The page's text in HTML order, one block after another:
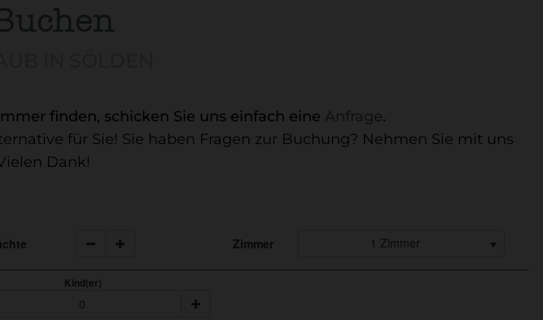
finden, schicken Sie uns einfach eine Anfrage.
für Sie! Sie haben Fragen zur Buchung? Nehmen Sie mit uns
Dank!
Zimmer 1 Zimmer
Kind(er)